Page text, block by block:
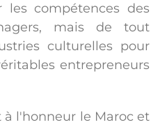
les compétences des
mais de tout
culturelles pour
entrepreneurs
l'honneur le Maroc et